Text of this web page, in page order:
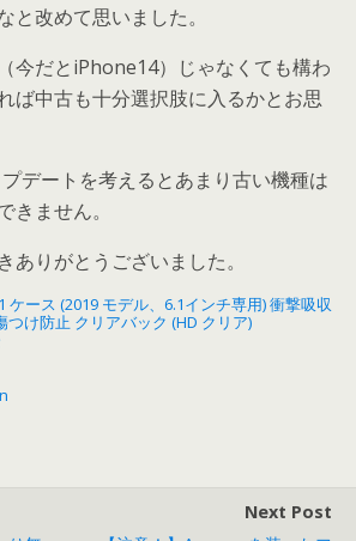
と改めて思いました。
今だとiPhone14）じゃなくても構わ
ば中古も十分選択肢に入るかとお思
デートを考えるとあまり古い機種は
きません。
ありがとうございました。
ケース (2019 モデル、6.1インチ専用) 衝撃吸収
つけ防止 クリアバック (HD クリア)
Next Post